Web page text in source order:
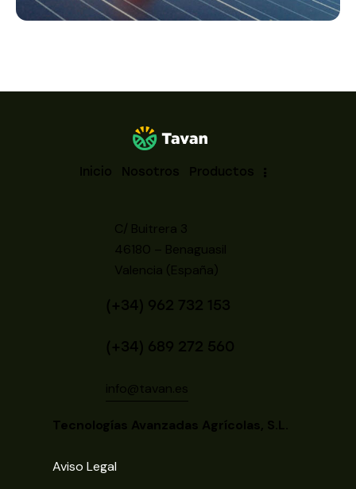
Inicio Nosotros Productos
C/ Buitrera 3
46180 – Benaguasil
Valencia (España)
(+34) 962 732 153
(+34) 689 272 560
info@tavan.es
Tecnologías Avanzadas Agrícolas, S.L.
Aviso Legal